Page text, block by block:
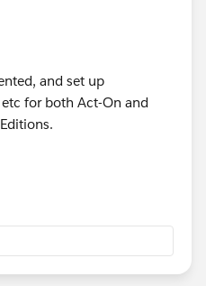
and set up
for both Act-On and